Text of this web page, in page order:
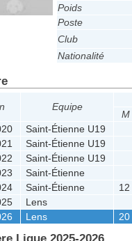
Poids
Poste
Club
Nationalité
Equipe
M
Saint-Étienne U19
Saint-Étienne U19
Saint-Étienne U19
Saint-Étienne
Saint-Étienne 12
Lens
Lens 20